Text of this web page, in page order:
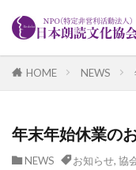
HOME NEWS
年末年始休業の
NEWS お知らせ, 協